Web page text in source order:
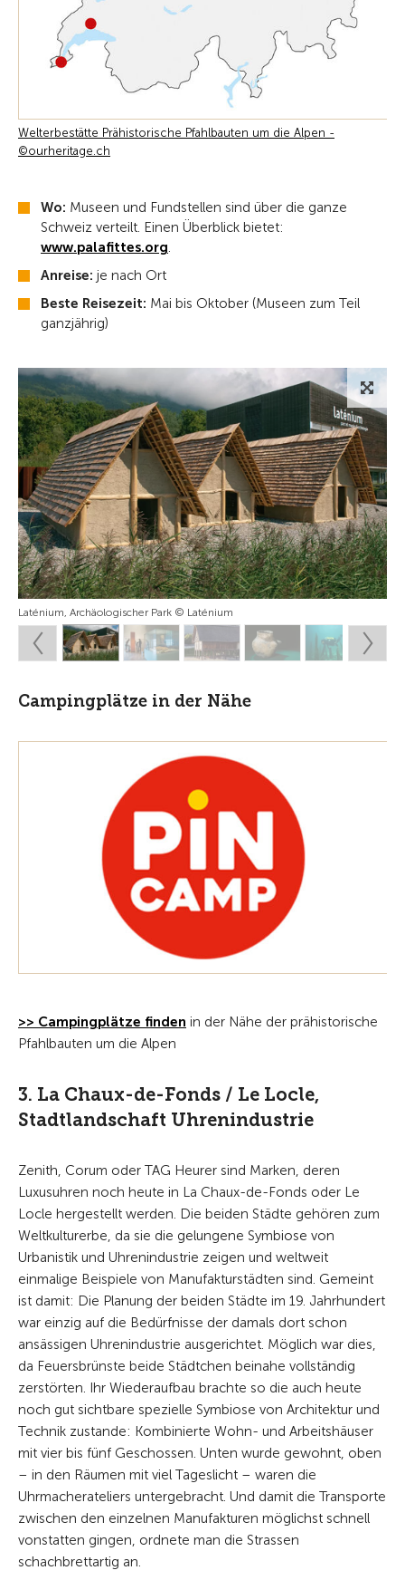
Welterbestätte Prähistorische Pfahlbauten um die Alpen -
©ourheritage.ch
Wo: Museen und Fundstellen sind über die ganze
Schweiz verteilt. Einen Überblick bietet:
www.palafittes.org.
Anreise: je nach Ort
Beste Reisezeit: Mai bis Oktober (Museen zum Teil
ganzjährig)
Laténium, Archäologischer Park © Laténium
Campingplätze in der Nähe
>> Campingplätze finden in der Nähe der prähistorische
Pfahlbauten um die Alpen
3. La Chaux-de-Fonds / Le Locle,
Stadtlandschaft Uhrenindustrie
Zenith, Corum oder TAG Heurer sind Marken, deren
Luxusuhren noch heute in La Chaux-de-Fonds oder Le
Locle hergestellt werden. Die beiden Städte gehören zum
Weltkulturerbe, da sie die gelungene Symbiose von
Urbanistik und Uhrenindustrie zeigen und weltweit
einmalige Beispiele von Manufakturstädten sind. Gemeint
ist damit: Die Planung der beiden Städte im 19. Jahrhundert
war einzig auf die Bedürfnisse der damals dort schon
ansässigen Uhrenindustrie ausgerichtet. Möglich war dies,
da Feuersbrünste beide Städtchen beinahe vollständig
zerstörten. Ihr Wiederaufbau brachte so die auch heute
noch gut sichtbare spezielle Symbiose von Architektur und
Technik zustande: Kombinierte Wohn- und Arbeitshäuser
mit vier bis fünf Geschossen. Unten wurde gewohnt, oben
– in den Räumen mit viel Tageslicht – waren die
Uhrmacherateliers untergebracht. Und damit die Transporte
zwischen den einzelnen Manufakturen möglichst schnell
vonstatten gingen, ordnete man die Strassen
schachbrettartig an.